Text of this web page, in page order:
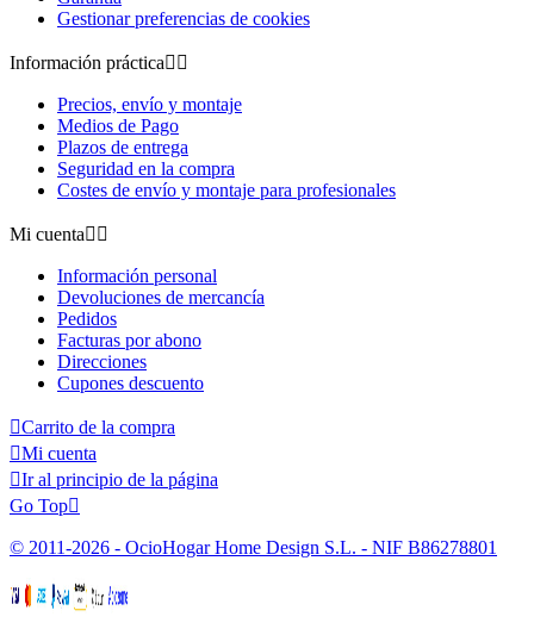
Gestionar preferencias de cookies
Información práctica 
Precios, envío y montaje
Medios de Pago
Plazos de entrega
Seguridad en la compra
Costes de envío y montaje para profesionales
Mi cuenta 
Información personal
Devoluciones de mercancía
Pedidos
Facturas por abono
Direcciones
Cupones descuento
Carrito de la compra
Mi cuenta
Ir al principio de la página
Go Top
© 2011-2026 - OcioHogar Home Design S.L. - NIF B86278801